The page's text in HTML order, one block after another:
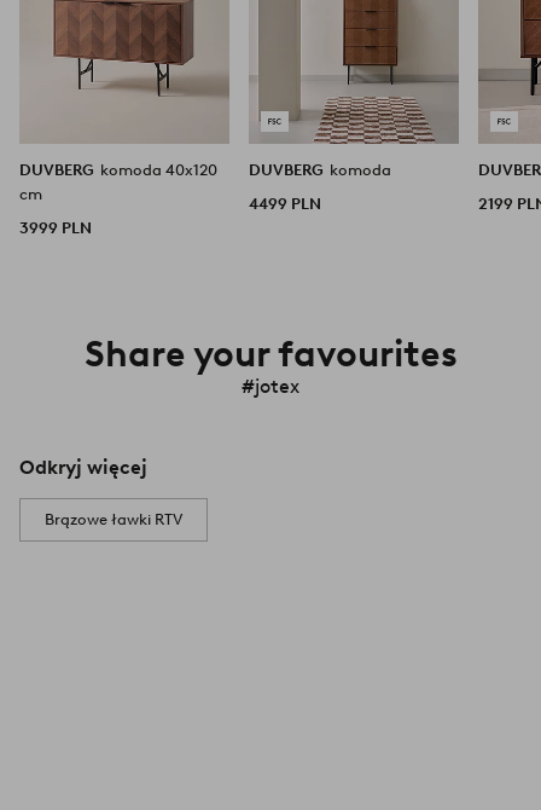
DUVBERG komoda 40x120
cm
3999 PLN
DUVBERG komoda
4499 PLN
2199
Share your favourites
#jotex
Odkryj więcej
Brązowe ławki RTV